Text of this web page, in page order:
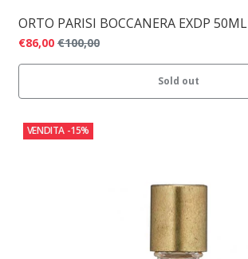
ORTO PARISI BOCCANERA EXDP 50ML
€86,00 €100,00
Sold out
VENDITA -15%